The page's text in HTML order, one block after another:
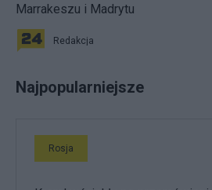
Marrakeszu i Madrytu
Redakcja
Najpopularniejsze
Rosja